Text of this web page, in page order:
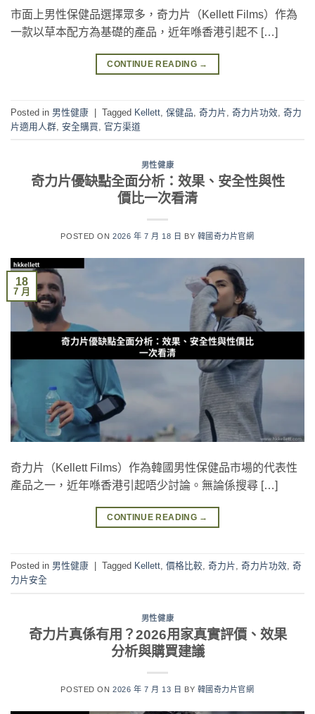
市面上男性保健品選擇眾多，奇力片（Kellett Films）作為
一款以草本配方為基礎的產品，近年喺香港引起不 […]
CONTINUE READING →
Posted in 男性健康 Tagged Kellett 保健品 奇力片 奇力片功效 奇力
片適用人群 安全購買 官方渠道
男性健康
奇力片優缺點全面分析：效果、安全性與性
價比一次看清
POSTED ON2026 年 7 月 18 日 BY 韓國奇力片官網
18
7 月
奇力片（Kellett Films）作為韓國男性保健品市場的代表性
產品之一，近年喺香港引起唔少討論。無論係搜尋 […]
CONTINUE READING →
Posted in 男性健康 | Tagged Kellett 價格比較 奇力片 奇力片功效 奇
力片安全
男性健康
奇力片真係有用？2026用家真實評價、效果
分析與購買建議
POSTED ON2026 年 7 月 13 日 BY 韓國奇力片官網